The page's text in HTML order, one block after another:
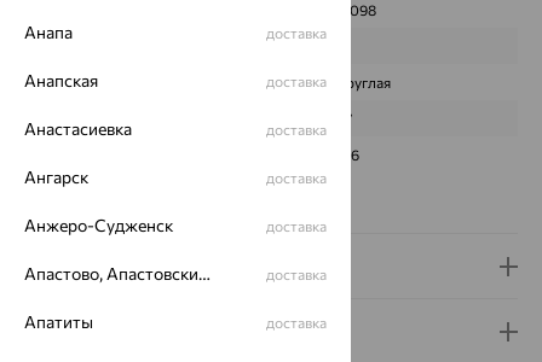
0,098
ФОРМА ОГРАНКИ Круглая
57
3/6
Доставка и оплата
Гарантия и возврат
Анапа доставка
Анапская доставка
Анастасиевка доставка
Ангарск доставка
Анжеро-Судженск доставка
Апастово, Апастовский район доставка
Апатиты доставка